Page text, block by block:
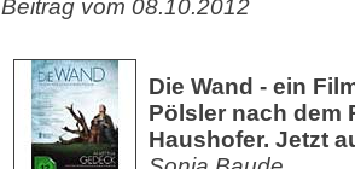
Beitrag vom 08.10.2012
Die Wand - ein
Pölsler nach dem
Haushofer. Jetzt